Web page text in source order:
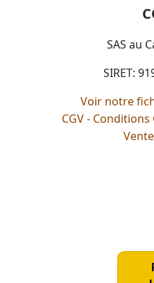
SAS au
SIRET:
Voir notre
CGV -